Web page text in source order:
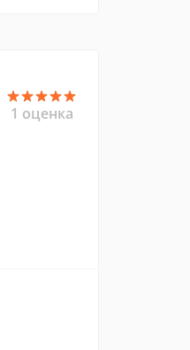
1 оценка